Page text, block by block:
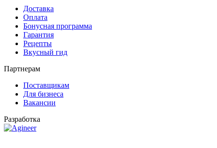
Доставка
Оплата
Бонусная программа
Гарантия
Рецепты
Вкусный гид
Партнерам
Поставщикам
Для бизнеса
Вакансии
Разработка